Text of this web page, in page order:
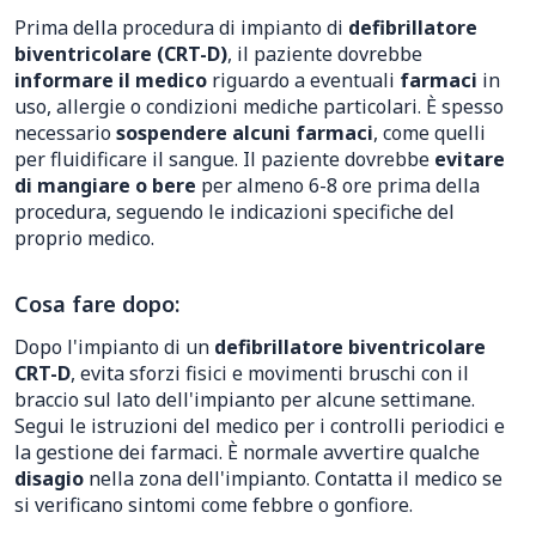
Prima della procedura di impianto di defibrillatore
biventricolare (CRT-D), il paziente dovrebbe
informare il medico riguardo a eventuali farmaci in
uso, allergie o condizioni mediche particolari. È spesso
necessariosospendere alcuni farmaci, come quelli
per fluidificare il sangue. Il paziente dovrebbe evitare
di mangiare o bere per almeno 6-8 ore prima della
procedura, seguendo le indicazioni specifiche del
proprio medico.
Cosa fare dopo:
Dopo l'impianto di un defibrillatore biventricolare
CRT-D, evita sforzi fisici e movimenti bruschi con il
braccio sul lato dell'impianto per alcune settimane.
Segui le istruzioni del medico per i controlli periodici e
la gestione dei farmaci. È normale avvertire qualche
disagio nella zona dell'impianto. Contatta il medico se
si verificano sintomi come febbre o gonfiore.